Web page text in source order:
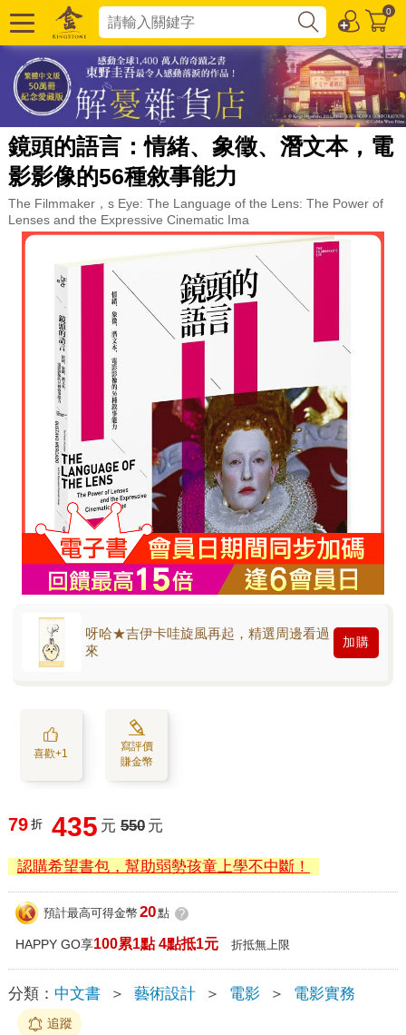
0
鏡頭的語言：情緒、象徵、潛文本，電
影影像的56種敘事能力
The Filmmaker，s Eye: The Language of the Lens: The Power of
Lenses and the Expressive Cinematic Ima
呀哈★吉伊卡哇旋風再起，精選周邊看過
來
加購
喜歡+1
寫評價
賺金幣
79 折 435 元 550 元
認購希望書包，幫助弱勢孩童上學不中斷！
預計最高可得金幣 20點 ?
HAPPY GO享100累1點 4點抵1元 折抵無上限
分類： 中文書 ＞ 藝術設計 ＞ 電影 ＞ 電影實務
追蹤